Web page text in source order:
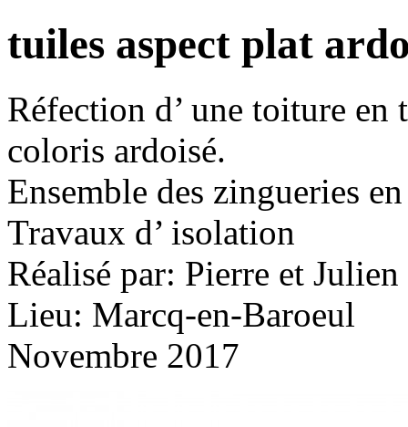
tuiles aspect plat
Réfection d’ une toiture en
coloris ardoisé.
Ensemble des zingueries
Travaux d’ isolation
Réalisé par: Pierre et Julien
Lieu: Marcq-en-Baroeul
Novembre 2017